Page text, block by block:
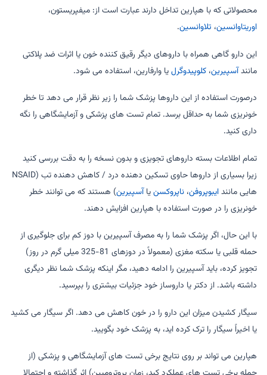
محصولاتی که با هپارین تداخل دارند عبارت است از: میفپریستون،
اوریتاوانسین، تلاوانسین.
این دارو گاهی همراه با داروهای دیگر رقیق کننده خون یا اثرات ضد پلاکتی
مانندآسپیرین،کلوپیدوگرلیا وارفارین، استفاده می شود.
درصورت استفاده از این داروها پزشک شما را زیر نظر قرار می دهد تا خطر
خونریزی شما به حداقل برسد. تمام تست های پزشکی و آزمایشگاهی را نگه
داری کنید.
تمام اطلاعات بسته داروهای تجویزی و بدون نسخه را به دقت بررسی کنید
زیرا بسیاری از داروها حاوی تسکین دهنده درد / کاهش دهنده تب (NSAID
هایی مانندایبوپروفن،ناپروکسنیاآسپیرین) هستند که می توانند خطر
خونریزی را در صورت استفاده با هپارین افزایش دهند.
با این حال، اگر پزشک شما را به مصرف آسپیرین با دوز کم برای جلوگیری از
حمله قلبی یا سکته مغزی (معمولاً در دوزهای 81-325 میلی گرم در روز)
تجویز کرده، باید آسپیرین را ادامه دهید، مگر اینکه پزشک شما نظر دیگری
داشته باشد. از دکتر یا داروساز خود جزئیات بیشتری را بپرسید.
سیگار کشیدن میزان این دارو را در خون کاهش می دهد. اگر سیگار می کشید
یا اخیراً سیگار را ترک کرده اید، به پزشک خود بگویید.
هپارین می تواند بر روی نتایج برخی تست های آزمایشگاهی و پزشکی (از